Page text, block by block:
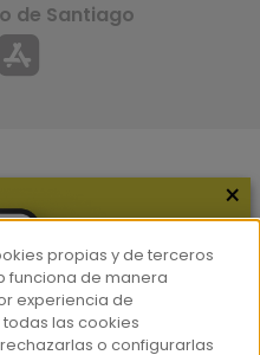
de Santiago
×
propias y de terceros
funciona de manera
experiencia de
las cookies
o configurarlas